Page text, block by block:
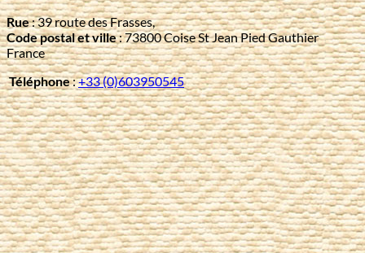
Rue: 39 route des Frasses,
Code postal et ville: 73800 Coise St Jean Pied Gauthier
France
Téléphone:+33 (0)603950545